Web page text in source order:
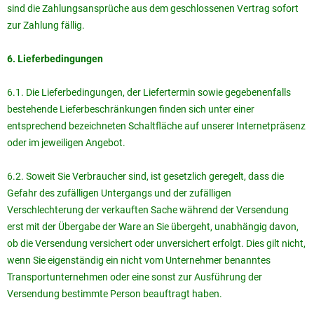
sind die Zahlungsansprüche aus dem geschlossenen Vertrag sofort
zur Zahlung fällig.
6. Lieferbedingungen
6.1. Die Lieferbedingungen, der Liefertermin sowie gegebenenfalls
bestehende Lieferbeschränkungen finden sich unter einer
entsprechend bezeichneten Schaltfläche auf unserer Internetpräsenz
oder im jeweiligen Angebot.
6.2. Soweit Sie Verbraucher sind, ist gesetzlich geregelt, dass die
Gefahr des zufälligen Untergangs und der zufälligen
Verschlechterung der verkauften Sache während der Versendung
erst mit der Übergabe der Ware an Sie übergeht, unabhängig davon,
ob die Versendung versichert oder unversichert erfolgt. Dies gilt nicht,
wenn Sie eigenständig ein nicht vom Unternehmer benanntes
Transportunternehmen oder eine sonst zur Ausführung der
Versendung bestimmte Person beauftragt haben.